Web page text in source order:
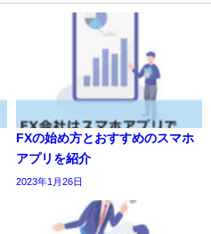
FXの始め方とおすすめのスマホ
アプリを紹介
2023年1月26日